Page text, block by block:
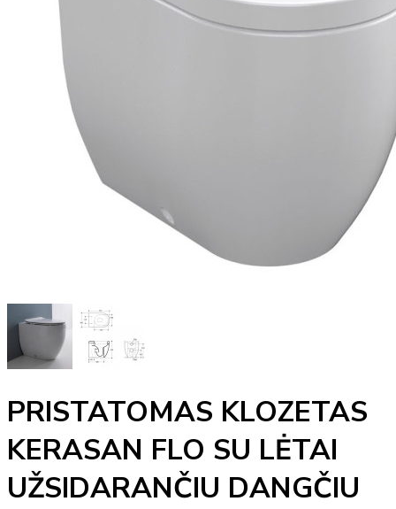
PRISTATOMAS KLOZETAS
KERASAN FLO SU LĖTAI
UŽSIDARANČIU DANGČIU